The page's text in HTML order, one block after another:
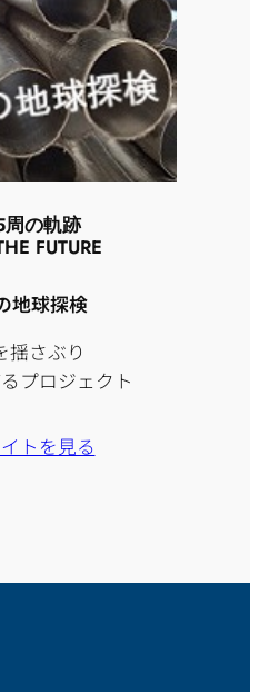
の軌跡
FUTURE
地球探検
揺さぶり
プロジェクト
トを見る